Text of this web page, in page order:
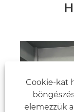
Mutass
Cookie-kat
elemezzük